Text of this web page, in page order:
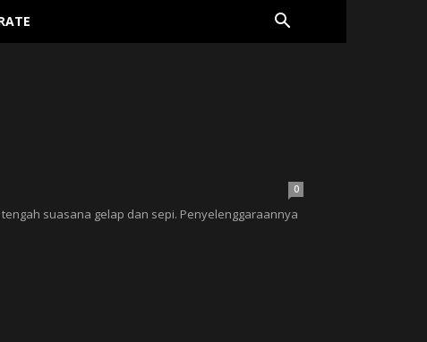
0
suasana gelap dan sepi. Penyelenggaraannya